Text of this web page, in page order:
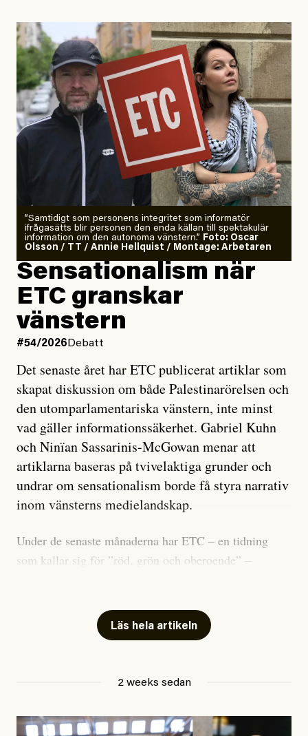
”Samtidigt som personens integritet som informatör
ifrågasätts blir personen den enda källan till spektakulär
information om den autonoma vänstern.” Foto: Oscar
Olsson / TT / Annie Hellquist / Montage: Arbetaren
Sensationalism när
ETC granskar
vänstern
#54/2026 Debatt
Det senaste året har ETC publicerat artiklar som
skapat diskussion om både Palestinarörelsen och
den utomparlamentariska vänstern, inte minst
vad gäller informationssäkerhet. Gabriel Kuhn
och Ninïan Sassarinis-McGowan menar att
artiklarna baseras på tvivelaktiga grunder och
undrar om sensationalism borde få styra narrativ
inom vänsterns medielandskap.
Under de senaste månaderna har ETC – en tidning
som kallar sig för ”röd, grön och oberoende” –
skriver för? Vad betyder det att vara en ”röd, grön och
oberoende” tidning? Och vad är egentligen bra
utpekas som israelisk infiltratör”. Enligt ingressen
Läs hela artikeln
2 weeks sedan